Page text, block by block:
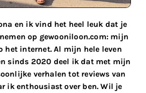
en ik vind het heel leuk dat je
op gewooniloon.com: mijn
het internet. Al mijn hele leven
sinds 2020 deel ik dat met mijn
verhalen tot reviews van
ik enthousiast over ben. Wil je